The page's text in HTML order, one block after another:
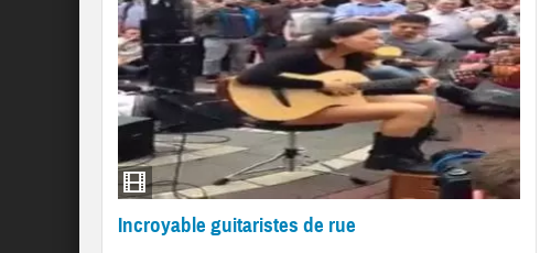
Incroyable guitaristes de rue